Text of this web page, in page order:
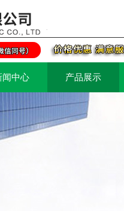
闻中心 产品展示